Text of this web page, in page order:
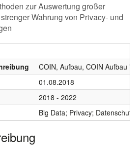
zur Auswertung großer
Wahrung von Privacy- und
COIN, Aufbau, COIN Aufbau 7.
01.08.2018
2018 - 2022
Big Data; Privacy;